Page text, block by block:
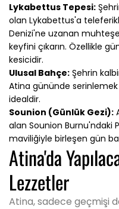
Lykabettus Tepesi:
olan Lykabettus'a
Denizi'ne uzanan
keyfini çıkarın. Özellikle
kesicidir.
Ulusal Bahçe: Şehrin
Atina gününde
idealdir.
Sounion (Günlük Gezi):
alan Sounion Burnu'ndaki
maviliğiyle birleşen gün
Atina'da
Lezzetler
Atina, sadece geçmişi